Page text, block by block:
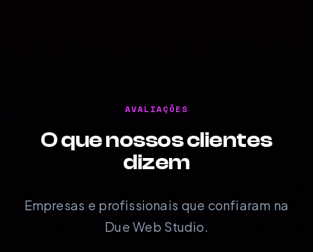
AVALIAÇÕES
O que nossos clientes
dizem
Empresas e profissionais que confiaram na
Due Web Studio.